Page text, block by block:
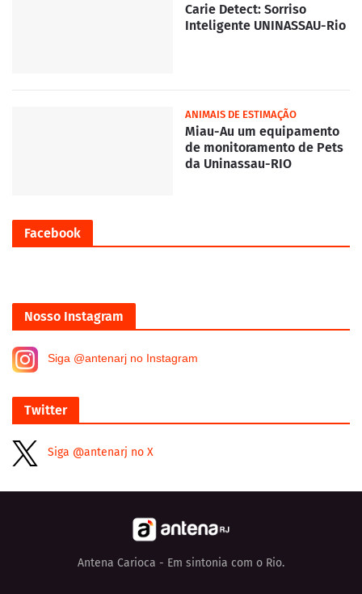
Carie Detect: Sorriso
Inteligente UNINASSAU-Rio
ANIMAIS DE ESTIMAÇÃO
Miau-Au um equipamento
de monitoramento de Pets
da Uninassau-RIO
Facebook
Nosso Instagram
Siga @antenarj no Instagram
Twitter
Siga @antenarj no X
Antena Carioca - Em sintonia com o Rio.